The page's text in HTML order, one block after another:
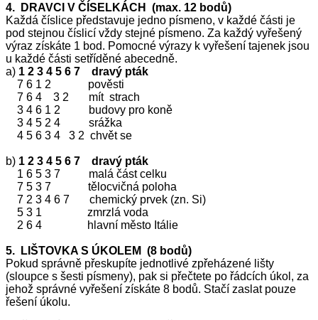
4. DRAVCI V ČÍSELKÁCH (max. 12 bodů)
Každá číslice představuje jedno písmeno, v každé části je
pod stejnou číslicí vždy stejné písmeno. Za každý vyřešený
výraz získáte 1 bod. Pomocné výrazy k vyřešení tajenek jsou
u každé části setříděné abecedně.
a) 1 2 3 4 5 6 7 dravý pták
7 6 1 2 pověsti
7 6 4 3 2 mít strach
3 4 6 1 2 budovy pro koně
3 4 5 2 4 srážka
4 5 6 3 4 3 2 chvět se
b) 1 2 3 4 5 6 7 dravý pták
1 6 5 3 7 malá část celku
7 5 3 7 tělocvičná poloha
7 2 3 4 6 7 chemický prvek (zn. Si)
5 3 1 zmrzlá voda
2 6 4 hlavní město Itálie
5. LIŠTOVKA S ÚKOLEM (8 bodů)
Pokud správně přeskupíte jednotlivé zpřeházené lišty
(sloupce s šesti písmeny), pak si přečtete po řádcích úkol, za
jehož správné vyřešení získáte 8 bodů. Stačí zaslat pouze
řešení úkolu.